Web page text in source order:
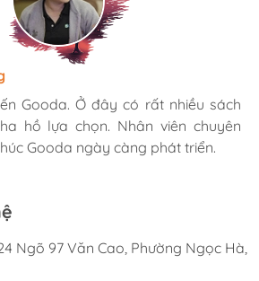
Gooda. Ở đây có rất nhiều sách
hồ lựa chọn. Nhân viên chuyên
Gooda ngày càng phát triển.
Gooda. Ở đây có rất nhiều sách
hồ lựa chọn. Nhân viên chuyên
Gooda ngày càng phát triển.
Gooda. Ở đây có rất nhiều sách
hồ lựa chọn. Nhân viên chuyên
Gooda ngày càng phát triển.
Ngõ 97 Văn Cao, Phường Ngọc Hà,